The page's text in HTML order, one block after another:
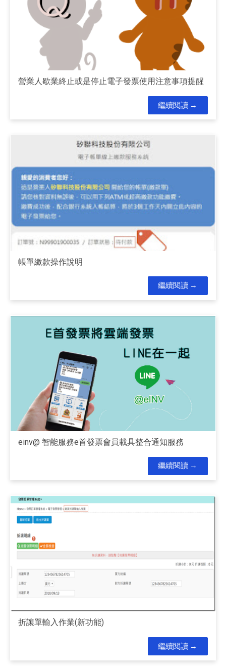
營業人歇業終止或是停止電子發票使用注意事項提醒
繼續閱讀
帳單繳款操作說明
繼續閱讀
einv@ 智能服務e首發票會員載具整合通知服務
繼續閱讀
折讓單輸入作業(新功能)
繼續閱讀